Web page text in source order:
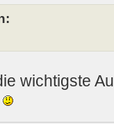
wichtigste